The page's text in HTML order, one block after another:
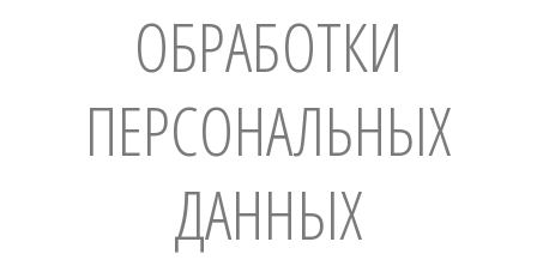
ОБРАБОТКИ
ПЕРСОНАЛЬНЫХ
ДАННЫХ